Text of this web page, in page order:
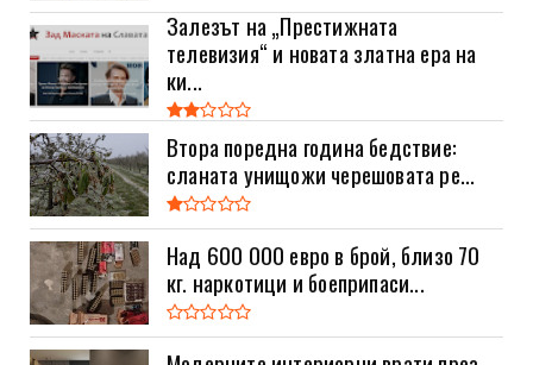
Залезът на „Престижната
телевизия“ и новата златна ера на
ки...
Втора поредна година бедствие:
сланата унищожи черешовата ре...
Над 600 000 евро в брой, близо 70
кг. наркотици и боеприпаси...